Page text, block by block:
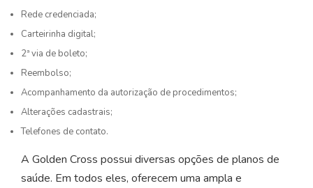
Rede credenciada;
Carteirinha digital;
2ª via de boleto;
Reembolso;
Acompanhamento da autorização de procedimentos;
Alterações cadastrais;
Telefones de contato.
A Golden Cross possui diversas opções de planos de
saúde. Em todos eles, oferecem uma ampla e